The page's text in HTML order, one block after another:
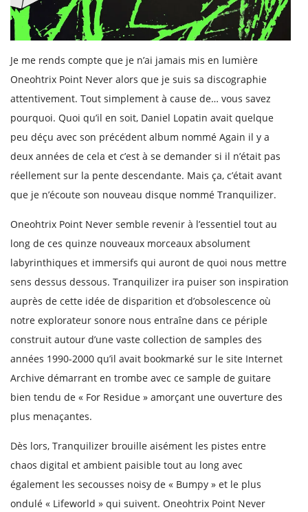
Je me rends compte que je n’ai jamais mis en lumière
Oneohtrix Point Never alors que je suis sa discographie
attentivement. Tout simplement à cause de… vous savez
pourquoi. Quoi qu’il en soit, Daniel Lopatin avait quelque
peu déçu avec son précédent album nommé Again il y a
deux années de cela et c’est à se demander si il n’était pas
réellement sur la pente descendante. Mais ça, c’était avant
que je n’écoute son nouveau disque nommé Tranquilizer.
Oneohtrix Point Never semble revenir à l’essentiel tout au
long de ces quinze nouveaux morceaux absolument
labyrinthiques et immersifs qui auront de quoi nous mettre
sens dessus dessous. Tranquilizer ira puiser son inspiration
auprès de cette idée de disparition et d’obsolescence où
notre explorateur sonore nous entraîne dans ce périple
construit autour d’une vaste collection de samples des
années 1990-2000 qu’il avait bookmarké sur le site Internet
Archive démarrant en trombe avec ce sample de guitare
bien tendu de « For Residue » amorçant une ouverture des
plus menaçantes.
Dès lors, Tranquilizer brouille aisément les pistes entre
chaos digital et ambient paisible tout au long avec
également les secousses noisy de « Bumpy » et le plus
ondulé « Lifeworld » qui suivent. Oneohtrix Point Never